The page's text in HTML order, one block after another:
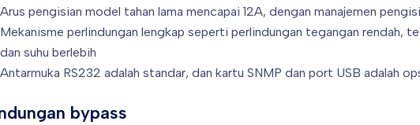
Arus pengisian model tahan lama mencapai 12A, dengan manajemen
Mekanisme perlindungan lengkap seperti perlindungan tegangan rendah,
dan suhu berlebih
Antarmuka RS232 adalah standar, dan kartu SNMP dan port USB adalah
bypass